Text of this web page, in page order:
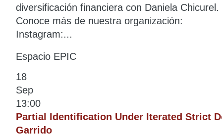
diversificación financiera con Daniela Chicurel.
Conoce más de nuestra organización:
Instagram:...
Espacio EPIC
18
Sep
13:00
Partial Identification Under Iterated Strict
Garrido